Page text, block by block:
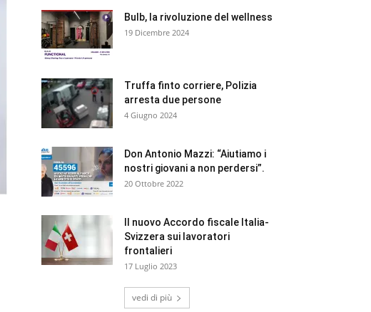
Bulb, la rivoluzione del wellness
19 Dicembre 2024
Truffa finto corriere, Polizia
arresta due persone
4 Giugno 2024
Don Antonio Mazzi: “Aiutiamo i
nostri giovani a non perdersi”.
20 Ottobre 2022
Il nuovo Accordo fiscale Italia-
Svizzera sui lavoratori
frontalieri
17 Luglio 2023
vedi di più